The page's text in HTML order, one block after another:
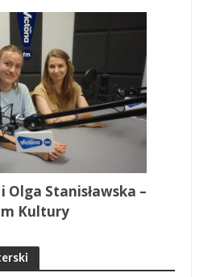
Olga Stanisławska –
Kultury